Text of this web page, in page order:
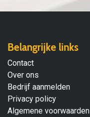
Belangrijke links
Contact
Over ons
Bedrijf aanmelden
Privacy policy
Algemene voorwaarden